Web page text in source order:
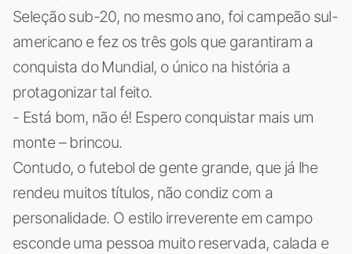
Seleção sub-20, no mesmo ano, foi campeão sul-
americano e fez os três gols que garantiram a
conquista do Mundial, o único na história a
protagonizar tal feito.
- Está bom, não é! Espero conquistar mais um
monte – brincou.
Contudo, o futebol de gente grande, que já lhe
rendeu muitos títulos, não condiz com a
personalidade. O estilo irreverente em campo
esconde uma pessoa muito reservada, calada e